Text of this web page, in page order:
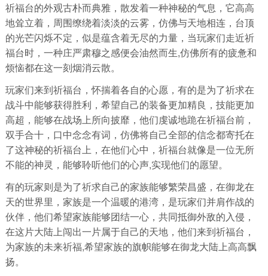
祈福台的外观古朴而典雅，散发着一种神秘的气息，它高高
地耸立着，周围缭绕着淡淡的云雾，仿佛与天地相连，台顶
的光芒闪烁不定，似是蕴含着无尽的力量，当玩家们走近祈
福台时，一种庄严肃穆之感便会油然而生,仿佛所有的疲惫和
烦恼都在这一刻烟消云散。
玩家们来到祈福台，怀揣着各自的心愿，有的是为了祈求在
战斗中能够获得胜利，希望自己的装备更加精良，技能更加
高超，能够在战场上所向披靡，他们虔诚地跪在祈福台前，
双手合十，口中念念有词，仿佛将自己全部的信念都寄托在
了这神秘的祈福台上，在他们心中，祈福台就像是一位无所
不能的神灵，能够聆听他们的心声,实现他们的愿望。
有的玩家则是为了祈求自己的家族能够繁荣昌盛，在御龙在
天的世界里，家族是一个温暖的港湾，是玩家们并肩作战的
伙伴，他们希望家族能够团结一心，共同抵御外敌的入侵，
在这片大陆上闯出一片属于自己的天地，他们来到祈福台，
为家族的未来祈福,希望家族的旗帜能够在御龙大陆上高高飘
扬。